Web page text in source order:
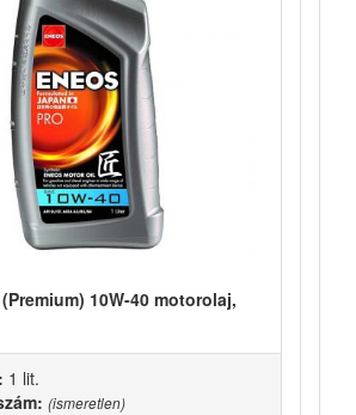
10W-40 motorolaj,
1 lit.
(ismeretlen)